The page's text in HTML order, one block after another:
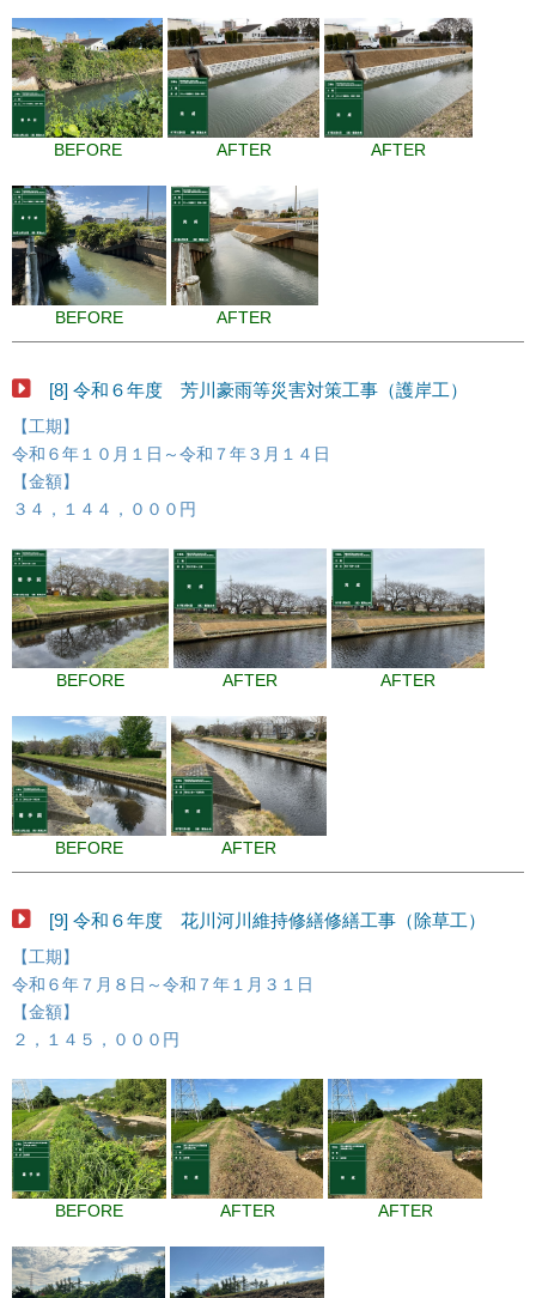
BEFORE AFTER AFTER
BEFORE AFTER
[8] 令和６年度 芳川豪雨等災害対策工事（護岸工）
【工期】
令和６年１０月１日～令和７年３月１４日
【金額】
３４，１４４，０００円
BEFORE AFTER AFTER
BEFORE AFTER
[9] 令和６年度 花川河川維持修繕修繕工事（除草工）
【工期】
令和６年７月８日～令和７年１月３１日
【金額】
２，１４５，０００円
BEFORE AFTER AFTER